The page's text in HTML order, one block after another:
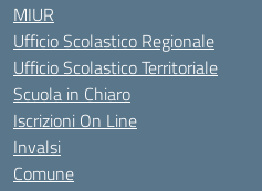
MIUR
Ufficio Scolastico Regionale
Ufficio Scolastico Territoriale
Scuola in Chiaro
Iscrizioni On Line
Invalsi
Comune